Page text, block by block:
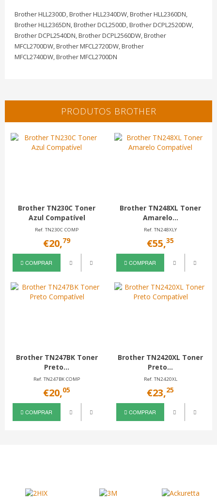
Brother HLL2300D, Brother HLL2340DW, Brother HLL2360DN,
Brother HLL2365DN, Brother DCL2500D, Brother DCPL2520DW,
Brother DCPL2540DN, Brother DCPL2560DW, Brother
MFCL2700DW, Brother MFCL2720DW, Brother
MFCL2740DW, Brother MFCL2700DN
PRODUTOS BROTHER
Brother TN230C Toner
Azul Compatível
Ref. TN230C COMP
€20,79
COMPRAR
Brother TN248XL Toner
Amarelo...
Ref. TN248XLY
€55,35
COMPRAR
Brother TN247BK Toner
Preto...
Ref. TN247BK COMP
€20,05
COMPRAR
Brother TN2420XL Toner
Preto...
Ref. TN2420XL
€23,25
COMPRAR